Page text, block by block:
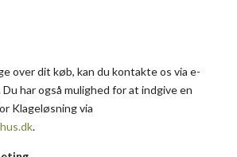
over dit køb, kan du kontakte os via e-
har også mulighed for at indgive en
Klageløsning via
.